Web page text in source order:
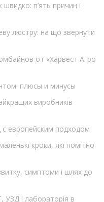
п’ять причин і
люстру: на що звернути
от «Харвест Агро
плюсы и минусы
виробників
с европейским подходом
кроки, які помітно
симптоми і шлях до
УЗД і лабораторія в